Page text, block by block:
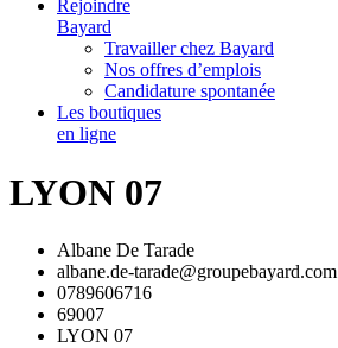
Rejoindre
Bayard
Travailler chez Bayard
Nos offres d’emplois
Candidature spontanée
Les boutiques
en ligne
LYON 07
Albane De Tarade
albane.de-tarade@groupebayard.com
0789606716
69007
LYON 07